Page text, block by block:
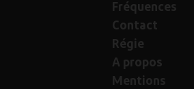
Fréquences
Contact
Régie
A propos
Mentions